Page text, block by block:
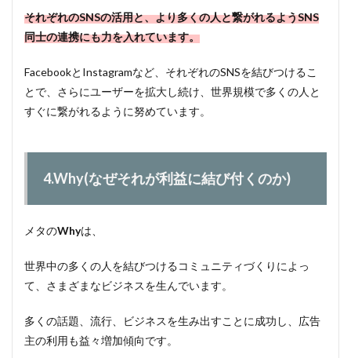
それぞれのSNSの活用と、より多くの人と繋がれるようSNS
同士の連携にも力を入れています。
FacebookとInstagramなど、それぞれのSNSを結びつけるこ
とで、さらにユーザーを拡大し続け、世界規模で多くの人と
すぐに繋がれるように努めています。
4.Why(なぜそれが利益に結び付くのか)
メタのWhyは、
世界中の多くの人を結びつけるコミュニティづくりによっ
て、さまざまなビジネスを生んでいます。
多くの話題、流行、ビジネスを生み出すことに成功し、広告
主の利用も益々増加傾向です。